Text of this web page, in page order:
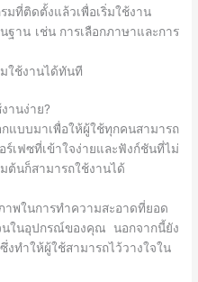
มที่ติดตั้งแล้วเพื่อเริ่มใช้งาน
ฐาน เช่น การเลือกภาษาและการ
ใช้งานได้ทันที
านง่าย?
แบบมาเพื่อให้ผู้ใช้ทุกคนสามารถ
เฟซที่เข้าใจง่ายและฟังก์ชันที่ไม่
ต้นก็สามารถใช้งานได้
าพในการทำความสะอาดที่ยอด
นในอุปกรณ์ของคุณ นอกจากนี้ยัง
ทำให้ผู้ใช้สามารถไว้วางใจใน